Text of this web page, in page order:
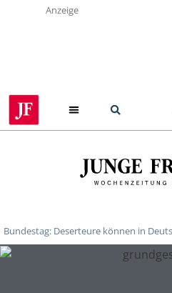
Anzeige
Bundestag: Deserteure können in